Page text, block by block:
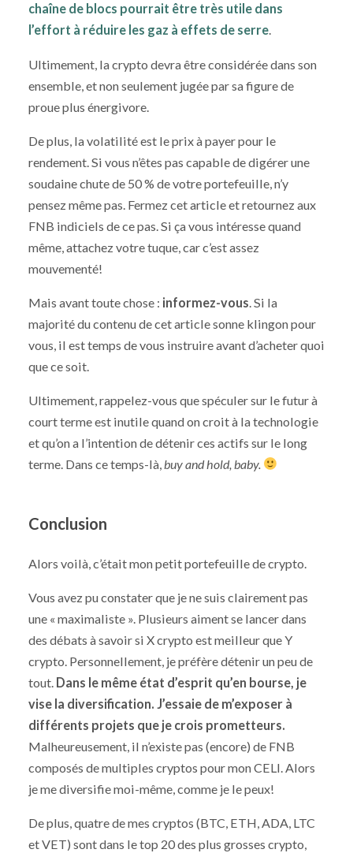
chaîne de blocs pourrait être très utile dans
l’effort à réduire les gaz à effets de serre.
Ultimement, la crypto devra être considérée dans son
ensemble, et non seulement jugée par sa figure de
proue plus énergivore.
De plus, la volatilité est le prix à payer pour le
rendement. Si vous n’êtes pas capable de digérer une
soudaine chute de 50 % de votre portefeuille, n’y
pensez même pas. Fermez cet article et retournez aux
FNB indiciels de ce pas. Si ça vous intéresse quand
même, attachez votre tuque, car c’est assez
mouvementé!
Mais avant toute chose : informez-vous . Si la
majorité du contenu de cet article sonne klingon pour
vous, il est temps de vous instruire avant d’acheter quoi
que ce soit.
Ultimement, rappelez-vous que spéculer sur le futur à
court terme est inutile quand on croit à la technologie
et qu’on a l’intention de détenir ces actifs sur le long
terme. Dans ce temps-là,buy and hold, baby.
Conclusion
Alors voilà, c’était mon petit portefeuille de crypto.
Vous avez pu constater que je ne suis clairement pas
une « maximaliste ». Plusieurs aiment se lancer dans
des débats à savoir si X crypto est meilleur que Y
crypto. Personnellement, je préfère détenir un peu de
tout. Dans le même état d’esprit qu’en bourse, je
vise la diversification. J’essaie de m’exposer à
différents projets que je crois prometteurs.
Malheureusement, il n’existe pas (encore) de FNB
composés de multiples cryptos pour mon CELI. Alors
je me diversifie moi-même, comme je le peux!
De plus, quatre de mes cryptos (BTC, ETH, ADA, LTC
et VET) sont dans le top 20 des plus grosses crypto,